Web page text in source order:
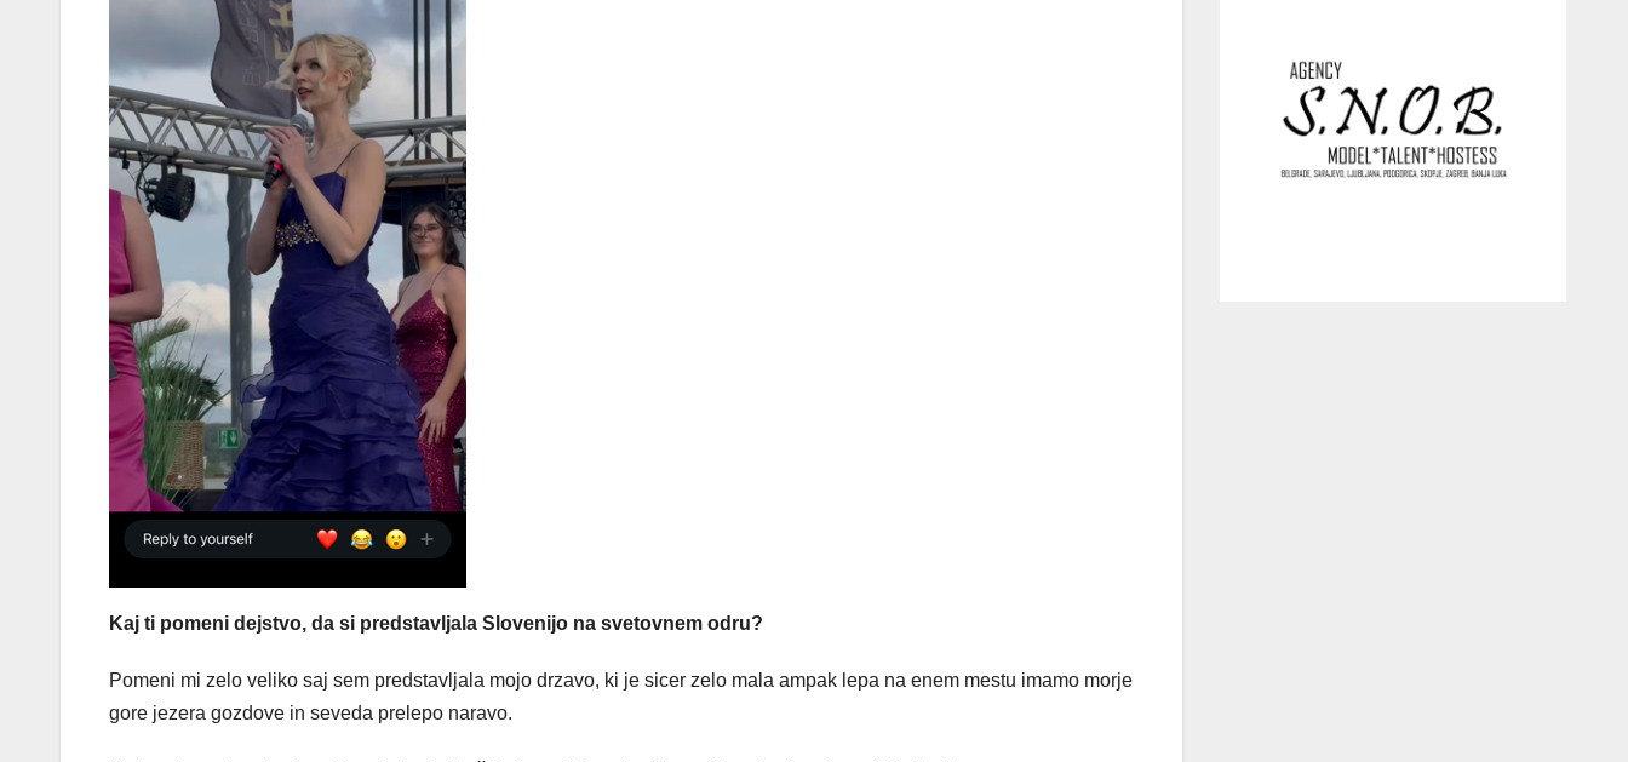
Kaj ti pomeni dejstvo, da si predstavljala Slovenijo na svetovnem odru?
Pomeni mi zelo veliko saj sem predstavljala mojo drzavo, ki je sicer zelo mala ampak lepa na enem mestu imamo morje
gore jezera gozdove in seveda prelepo naravo.